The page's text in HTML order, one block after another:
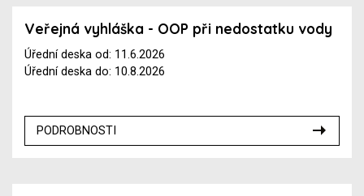
Veřejná vyhláška - OOP při nedostatku vody
Úřední deska od: 11.6.2026
Úřední deska do: 10.8.2026
PODROBNOSTI